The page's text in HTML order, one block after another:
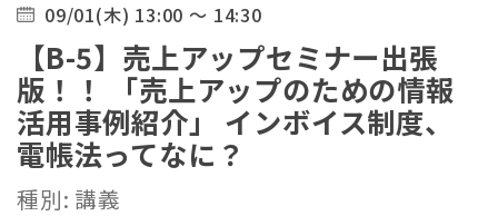
09/01(木) 13:00 ～ 14:30
【B-5】売上アップセミナー出張
版！！ 「売上アップのための情報
活用事例紹介」 インボイス制度、
電帳法ってなに？
種別: 講義